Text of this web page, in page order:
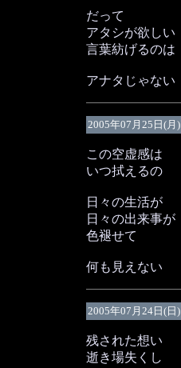
だって
アタシが欲しい
言葉紡げるのは
アナタじゃない
2005年07月25日(月)
この空虚感は
いつ拭えるの
日々の生活が
日々の出来事が
色褪せて
何も見えない
2005年07月24日(日)
残された想い
逝き場失くし